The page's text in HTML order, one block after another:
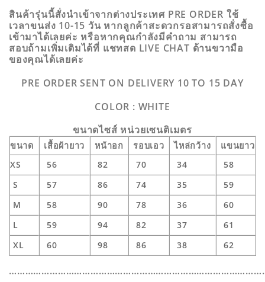
สินค้ารุ่นนี้สั่งนำเข้าจากต่างประเทศ PRE ORDER ใช้
เวลาขนส่ง 10-15 วัน หากลูกค้าสะดวกรอสามารถสั่งซื้อ
เข้ามาได้เลยค่ะ หรือหากคุณกำลังมีคำถาม สามารถ
สอบถ้ามเพิ่มเติมได้ที่ แชทสด LIVE CHAT ด้านขวามือ
ของคุณได้เลยค่ะ
PRE ORDER SENT ON DELIVERY 10 TO 15 DAY
COLOR : WHITE
ขนาดไซส์ หน่วยเซนติเมตร
ขนาด เสื้อผ้ายาว หน้าอก รอบเอว ไหล่กว้าง
แขนยาว
XS
56 82 70 34
58
S
57 86 74 35
59
M
58 90 78 36
60
L
59 94 82 37
61
XL
60 98 86 38 62